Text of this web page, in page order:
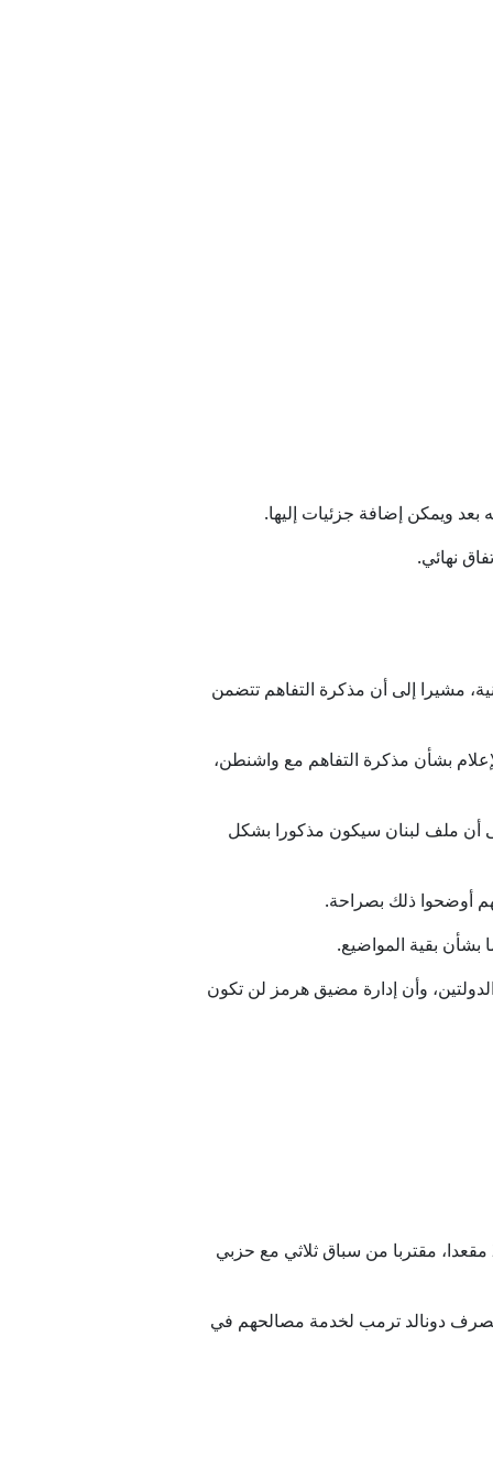
نهائي.
مشيرا إلى أن مذكرة التفاهم تتضمن
بشأن مذكرة التفاهم مع واشنطن،
أن ملف لبنان سيكون مذكورا بشكل
أوضحوا ذلك بصراحة.
وأن إدارة مضيق هرمز لن تكون
كشف استطلاع لصحيفة "معاريف" عن تآكل موقع نتنياهو السياسي وتراجع حزبه "الليكود" إلى أدنى مستوى بـ22 مقعدا، مقتربا من سباق ثلاثي مع حزبي
بتصرف دونالد ترمب لخدمة مصالحهم في